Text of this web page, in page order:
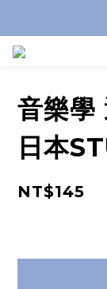
音樂學
日本
NT$145